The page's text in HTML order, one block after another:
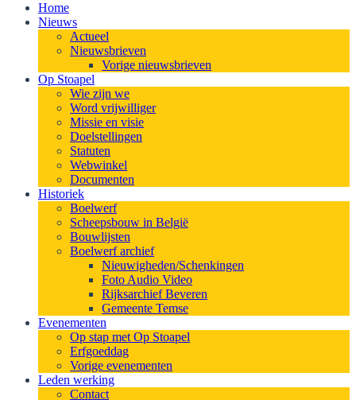
Home
Nieuws
Actueel
Nieuwsbrieven
Vorige nieuwsbrieven
Op Stoapel
Wie zijn we
Word vrijwilliger
Missie en visie
Doelstellingen
Statuten
Webwinkel
Documenten
Historiek
Boelwerf
Scheepsbouw in België
Bouwlijsten
Boelwerf archief
Nieuwigheden/Schenkingen
Foto Audio Video
Rijksarchief Beveren
Gemeente Temse
Evenementen
Op stap met Op Stoapel
Erfgoeddag
Vorige evenementen
Leden werking
Contact